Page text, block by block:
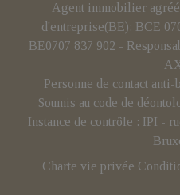
Agent immobilier
d'entreprise(BE): BCE
BE0707 837 902 -
Personne de contact
Soumis au code de
Instance de contrôle : IPI -
Charte vie privée